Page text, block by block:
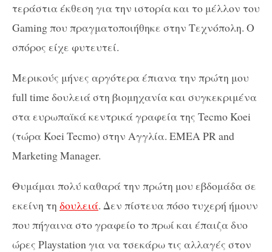
τεράστια έκθεση για την ιστορία και το μέλλον του
Gaming που πραγματοποιήθηκε στην Τεχνόπολη. Ο
σπόρος είχε φυτευτεί.
Μερικούς μήνες αργότερα έπιανα την πρώτη μου
full time δουλειά στη βιομηχανία και συγκεκριμένα
στα ευρωπαϊκά κεντρικά γραφεία της Tecmo Koei
(τώρα Koei Tecmo) στην Αγγλία. EMEA PR and
Marketing Manager.
Θυμάμαι πολύ καθαρά την πρώτη μου εβδομάδα σε
εκείνη τη δουλειά. Δεν πίστευα πόσο τυχερή ήμουν
που πήγαινα στο γραφείο το πρωί και έπαιζα δυο
ώρες Playstation για να τσεκάρω τις αλλαγές στον